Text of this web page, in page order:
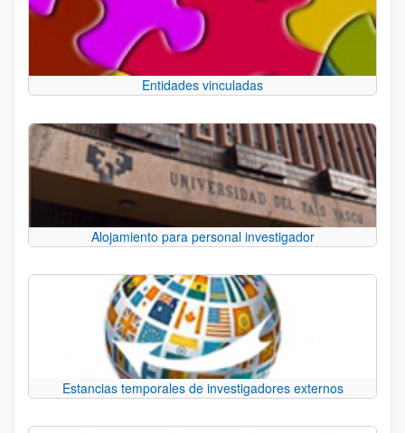
Entidades vinculadas
Alojamiento para personal investigador
Estancias temporales de investigadores externos